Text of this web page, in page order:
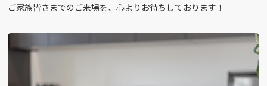
ご家族皆さまでのご来場を、心よりお待ちしております！